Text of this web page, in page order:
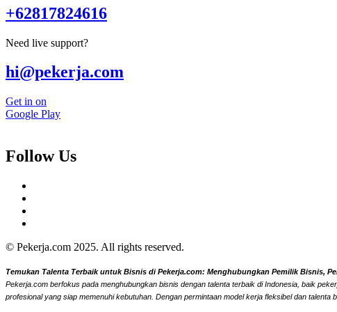
+62817824616
Need live support?
hi@pekerja.com
Get in on
Google Play
Follow Us
© Pekerja.com 2025. All rights reserved.
Temukan Talenta Terbaik untuk Bisnis di Pekerja.com: Menghubungkan Pemilik Bisnis,
Pekerja.com berfokus pada menghubungkan bisnis dengan talenta terbaik di Indonesia, baik
profesional yang siap memenuhi kebutuhan. Dengan permintaan model kerja fleksibel dan